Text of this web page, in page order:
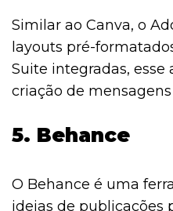
Similar ao Canva, o
layouts pré-
Suite integradas, esse
criação de
5. Behance
O Behance é uma
ideias de publicações